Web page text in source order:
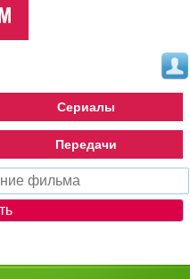
Сериалы
Передачи